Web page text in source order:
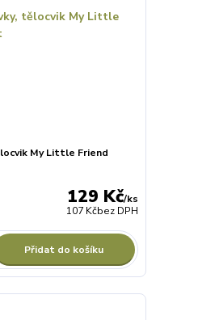
My Little Friend
129 Kč/ks
107 Kčbez DPH
Přidat do košíku